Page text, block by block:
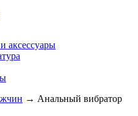
аксессуары
→ Анальный вибратор